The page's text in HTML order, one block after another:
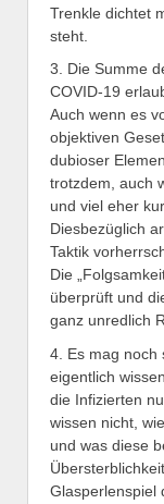
Trenkle dichtet
steht.
3. Die Summe
COVID-19
Auch wenn es
objektiven
dubioser
trotzdem, auch
und viel eher
Diesbezüglich
Taktik
Die
überprüft und
ganz unredlich
4. Es mag noch
eigentlich
die Infizierten
wissen nicht,
und was diese
Glasperlenspiel